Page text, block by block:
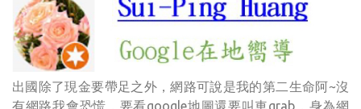
出國除了現金要帶足之外，網路可說是我的第二生命阿~沒
有網路我會恐慌，要看google地圖還要叫車grab，身為網